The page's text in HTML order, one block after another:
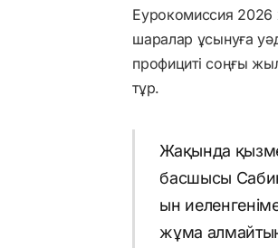
Еурокомиссия 2026
шаралар ұсынуға
профициті соңғы
тұр.
Жақында
басшысы
ын
жұма